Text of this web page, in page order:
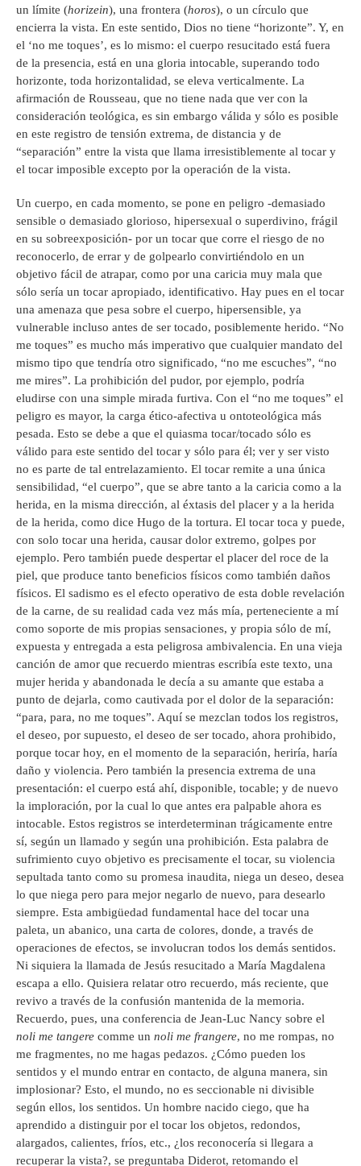
un límite (horizein), una frontera (horos), o un círculo que
encierra la vista. En este sentido, Dios no tiene “horizonte”. Y, en
el ‘no me toques’, es lo mismo: el cuerpo resucitado está fuera
de la presencia, está en una gloria intocable, superando todo
horizonte, toda horizontalidad, se eleva verticalmente. La
afirmación de Rousseau, que no tiene nada que ver con la
consideración teológica, es sin embargo válida y sólo es posible
en este registro de tensión extrema, de distancia y de
“separación” entre la vista que llama irresistiblemente al tocar y
el tocar imposible excepto por la operación de la vista.
Un cuerpo, en cada momento, se pone en peligro -demasiado
sensible o demasiado glorioso, hipersexual o superdivino, frágil
en su sobreexposición- por un tocar que corre el riesgo de no
reconocerlo, de errar y de golpearlo convirtiéndolo en un
objetivo fácil de atrapar, como por una caricia muy mala que
sólo sería un tocar apropiado, identificativo. Hay pues en el tocar
una amenaza que pesa sobre el cuerpo, hipersensible, ya
vulnerable incluso antes de ser tocado, posiblemente herido. “No
me toques” es mucho más imperativo que cualquier mandato del
mismo tipo que tendría otro significado, “no me escuches”, “no
me mires”. La prohibición del pudor, por ejemplo, podría
eludirse con una simple mirada furtiva. Con el “no me toques” el
peligro es mayor, la carga ético-afectiva u ontoteológica más
pesada. Esto se debe a que el quiasma tocar/tocado sólo es
válido para este sentido del tocar y sólo para él; ver y ser visto
no es parte de tal entrelazamiento. El tocar remite a una única
sensibilidad, “el cuerpo”, que se abre tanto a la caricia como a la
herida, en la misma dirección, al éxtasis del placer y a la herida
de la herida, como dice Hugo de la tortura. El tocar toca y puede,
con solo tocar una herida, causar dolor extremo, golpes por
ejemplo. Pero también puede despertar el placer del roce de la
piel, que produce tanto beneficios físicos como también daños
físicos. El sadismo es el efecto operativo de esta doble revelación
de la carne, de su realidad cada vez más mía, perteneciente a mí
como soporte de mis propias sensaciones, y propia sólo de mí,
expuesta y entregada a esta peligrosa ambivalencia. En una vieja
canción de amor que recuerdo mientras escribía este texto, una
mujer herida y abandonada le decía a su amante que estaba a
punto de dejarla, como cautivada por el dolor de la separación:
“para, para, no me toques”. Aquí se mezclan todos los registros,
el deseo, por supuesto, el deseo de ser tocado, ahora prohibido,
porque tocar hoy, en el momento de la separación, heriría, haría
daño y violencia. Pero también la presencia extrema de una
presentación: el cuerpo está ahí, disponible, tocable; y de nuevo
la imploración, por la cual lo que antes era palpable ahora es
intocable. Estos registros se interdeterminan trágicamente entre
sí, según un llamado y según una prohibición. Esta palabra de
sufrimiento cuyo objetivo es precisamente el tocar, su violencia
sepultada tanto como su promesa inaudita, niega un deseo, desea
lo que niega pero para mejor negarlo de nuevo, para desearlo
siempre. Esta ambigüedad fundamental hace del tocar una
paleta, un abanico, una carta de colores, donde, a través de
operaciones de efectos, se involucran todos los demás sentidos.
Ni siquiera la llamada de Jesús resucitado a María Magdalena
escapa a ello. Quisiera relatar otro recuerdo, más reciente, que
revivo a través de la confusión mantenida de la memoria.
Recuerdo, pues, una conferencia de Jean-Luc Nancy sobre el
noli me tangere comme un noli me frangere, no me rompas, no
me fragmentes, no me hagas pedazos. ¿Cómo pueden los
sentidos y el mundo entrar en contacto, de alguna manera, sin
implosionar? Esto, el mundo, no es seccionable ni divisible
según ellos, los sentidos. Un hombre nacido ciego, que ha
aprendido a distinguir por el tocar los objetos, redondos,
alargados, calientes, fríos, etc., ¿los reconocería si llegara a
recuperar la vista?, se preguntaba Diderot, retomando el